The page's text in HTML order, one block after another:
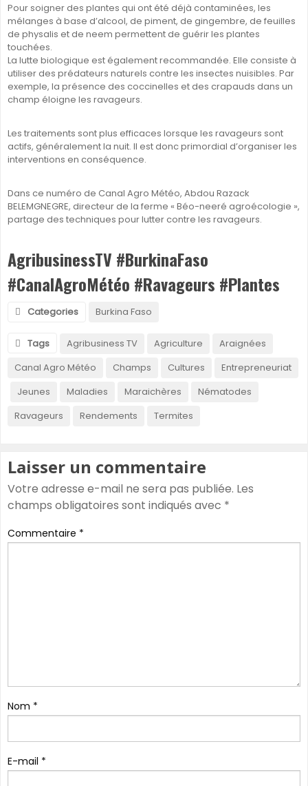
Pour soigner des plantes qui ont été déjà contaminées, les
mélanges à base d’alcool, de piment, de gingembre, de feuilles
de physalis et de neem permettent de guérir les plantes
touchées.
La lutte biologique est également recommandée. Elle consiste à
utiliser des prédateurs naturels contre les insectes nuisibles. Par
exemple, la présence des coccinelles et des crapauds dans un
champ éloigne les ravageurs.
Les traitements sont plus efficaces lorsque les ravageurs sont
actifs, généralement la nuit. Il est donc primordial d’organiser les
interventions en conséquence.
Dans ce numéro de Canal Agro Météo, Abdou Razack
BELEMGNEGRE, directeur de la ferme « Béo-neeré agroécologie »,
partage des techniques pour lutter contre les ravageurs.
AgribusinessTV #BurkinaFaso
#CanalAgroMétéo #Ravageurs #Plantes
Categories Burkina Faso
Tags Agribusiness TV Agriculture
Araignées
Canal Agro Météo
Champs Cultures
Entrepreneuriat
Jeunes
Maladies Maraichères
Nématodes
Ravageurs
Rendements Termites
Laisser un commentaire
Votre adresse e-mail ne sera pas publiée. Les
champs obligatoires sont indiqués avec *
Commentaire *
Nom *
E-mail *